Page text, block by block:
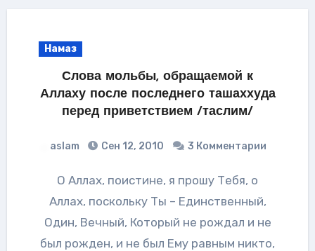
Намаз
Слова мольбы, обращаемой к
Аллаху после последнего ташаххуда
перед приветствием /таслим/
aslam Сен 12, 2010 3 Комментарии
О Аллах, поистине, я прошу Тебя, о
Аллах, поскольку Ты – Единственный,
Один, Вечный, Который не рождал и не
был рожден, и не был Ему равным никто,